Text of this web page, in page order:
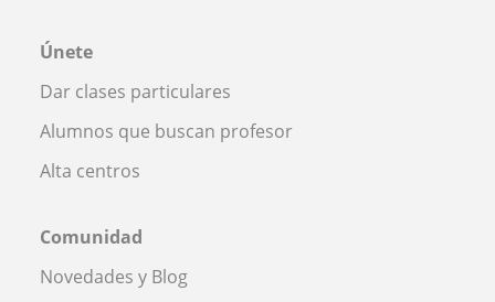
Únete
Dar clases particulares
Alumnos que buscan profesor
Alta centros
Comunidad
Novedades y Blog